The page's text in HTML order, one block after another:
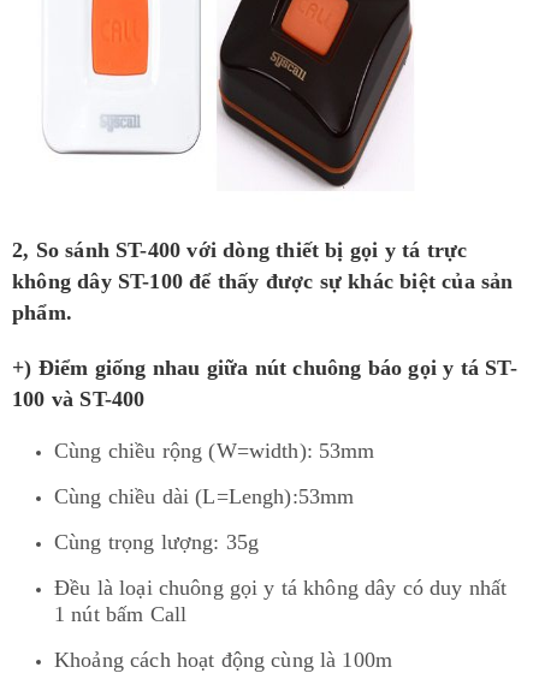
2, So sánh ST-400 với dòng thiết bị gọi y tá trực
không dây ST-100 để thấy được sự khác biệt của sản
phẩm.
+) Điểm giống nhau giữa nút chuông báo gọi y tá ST-
100 và ST-400
Cùng chiều rộng (W=width): 53mm
Cùng chiều dài (L=Lengh):53mm
Cùng trọng lượng: 35g
Đều là loại chuông gọi y tá không dây có duy nhất
1 nút bấm Call
Khoảng cách hoạt động cùng là 100m